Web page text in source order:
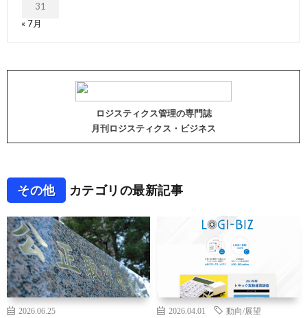
31
« 7月
ロジスティクス管理の専門誌
月刊ロジスティクス・ビジネス
その他 カテゴリの最新記事
2026.06.25
2026.04.01 動向/展望